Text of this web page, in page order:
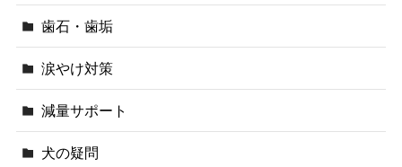
歯石・歯垢
涙やけ対策
減量サポート
犬の疑問